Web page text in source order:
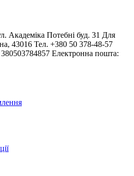
Академіка Потебні буд. 31 Для
43016 Тел. +380 50 378-48-57
Електронна пошта: